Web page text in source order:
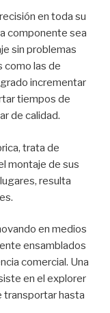
en toda su
componente sea
sin problemas
como las de
incrementar
tiempos de
de calidad.
trata de
montaje de sus
resulta
en medios
ensamblados
comercial. Una
en el explorer
transportar hasta